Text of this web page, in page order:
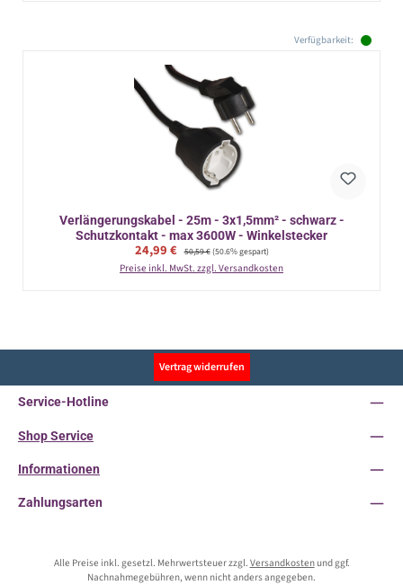
Verfügbarkeit:
Verlängerungskabel - 25m - 3x1,5mm² - schwarz -
Schutzkontakt - max 3600W - Winkelstecker
Verkaufspreis:
24,99 € Regulärer Preis:
50,59 €(50.6% gespart)
Preise inkl. MwSt. zzgl. Versandkosten
Vertrag widerrufen
Service-Hotline
Shop Service
Informationen
Zahlungsarten
Alle Preise inkl. gesetzl. Mehrwertsteuer zzgl. Versandkostenund ggf.
Nachnahmegebühren, wenn nicht anders angegeben.